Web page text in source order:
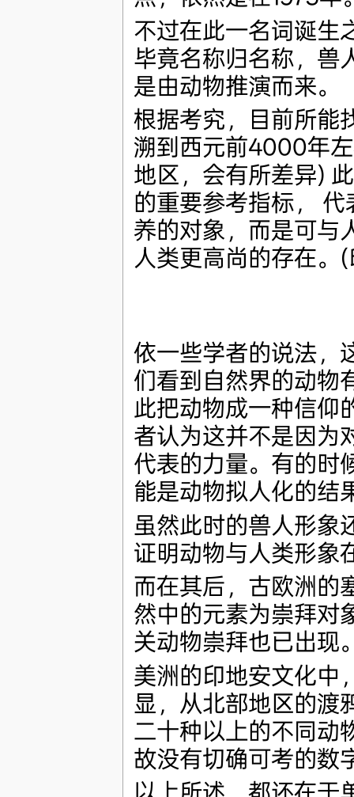
不过在此一名词诞生
毕竟名称归名称，兽
是由动物推演而来。
根据考究，目前所能
溯到西元前4000年
地区，会有所差异)
的重要参考指标，
养的对象，而是可与
人类更高尚的存在。
依一些学者的说法，
们看到自然界的动物
此把动物成一种信仰
者认为这并不是因为
代表的力量。有的时
能是动物拟人化的结
虽然此时的兽人形象
证明动物与人类形象
而在其后，古欧洲的
然中的元素为崇拜对
关动物崇拜也已出现
美洲的印地安文化中
显，从北部地区的渡
二十种以上的不同动
故没有切确可考的数